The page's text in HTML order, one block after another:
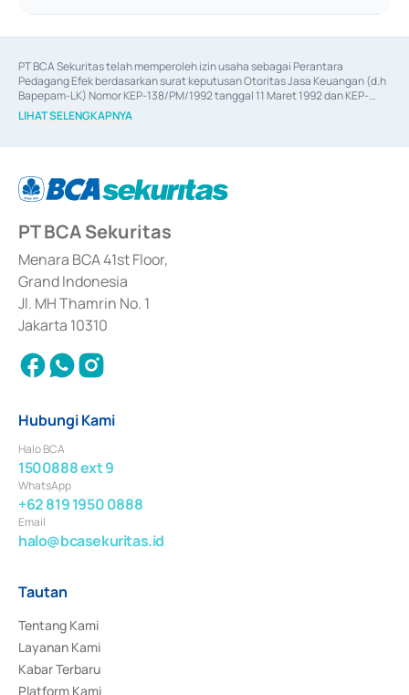
PT BCA Sekuritas telah memperoleh izin usaha sebagai Perantara
Pedagang Efek berdasarkan surat keputusan Otoritas Jasa Keuangan (d.h
Bapepam-LK) Nomor KEP-138/PM/1992 tanggal 11 Maret 1992 dan KEP-
06/D.04/2014 tanggal 28 Februari 2014, izin usaha sebagai Penjamin Emisi
Efek berdasarkan surat keputusan Otoritas Jasa Keuangan Nomor KEP-
berdasarkan surat keputusan Otoritas Jasa Keuangan Nomor S-
67/PM.21/2017 tanggal 3 Februari 2017, dan beberapa izin usaha lainnya
Sertifikat Deposito di Pasar Uang yang izinnya diterbitkan pada tahun 2017
dan izin usaha lainnya dari Bank Indonesia sebagai Lembaga Pendukung
Penerbitan, Transaksi, serta Penatausahaan dan Penyelesaian Transaksi
Surat Berharga Komersial yang izinnya diterbitkan pada tahun 2018.
LIHAT SELENGKAPNYA
PT BCA Sekuritas
Menara BCA 41st Floor,
Grand Indonesia
Jl. MH Thamrin No. 1
Jakarta 10310
Hubungi Kami
Halo BCA
1500888 ext 9
WhatsApp
+62 819 1950 0888
Email
halo@bcasekuritas.id
Tautan
Tentang Kami
Layanan Kami
Kabar Terbaru
Platform Kami